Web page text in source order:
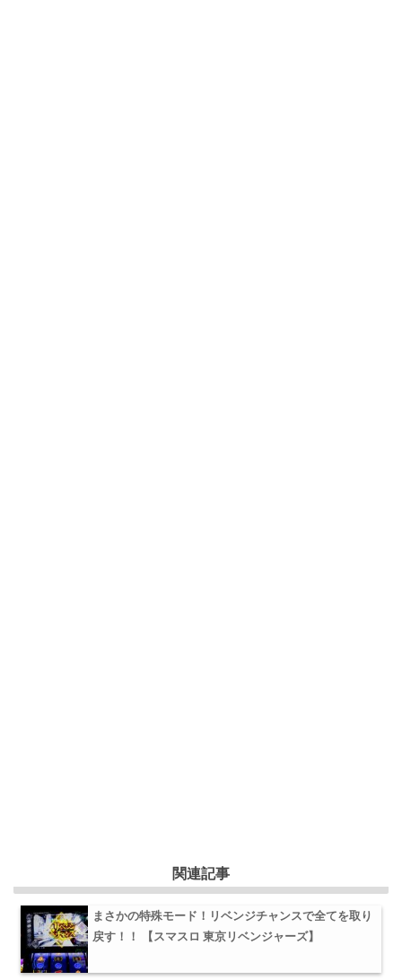
関連記事
まさかの特殊モード！リベンジチャンスで全てを取り
戻す！！ 【スマスロ 東京リベンジャーズ】